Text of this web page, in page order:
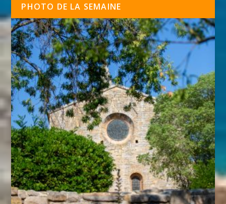
PHOTO DE LA SEMAINE